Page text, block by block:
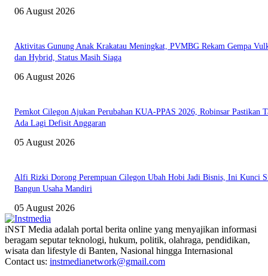
06 August 2026
Aktivitas Gunung Anak Krakatau Meningkat, PVMBG Rekam Gempa
dan Hybrid, Status Masih Siaga
06 August 2026
Pemkot Cilegon Ajukan Perubahan KUA-PPAS 2026, Robinsar Pastikan
Ada Lagi Defisit Anggaran
05 August 2026
Alfi Rizki Dorong Perempuan Cilegon Ubah Hobi Jadi Bisnis, Ini Kunci
Bangun Usaha Mandiri
05 August 2026
iNST Media adalah portal berita online yang menyajikan informasi
beragam seputar teknologi, hukum, politik, olahraga, pendidikan,
wisata dan lifestyle di Banten, Nasional hingga Internasional
Contact us: instmedianetwork@gmail.com